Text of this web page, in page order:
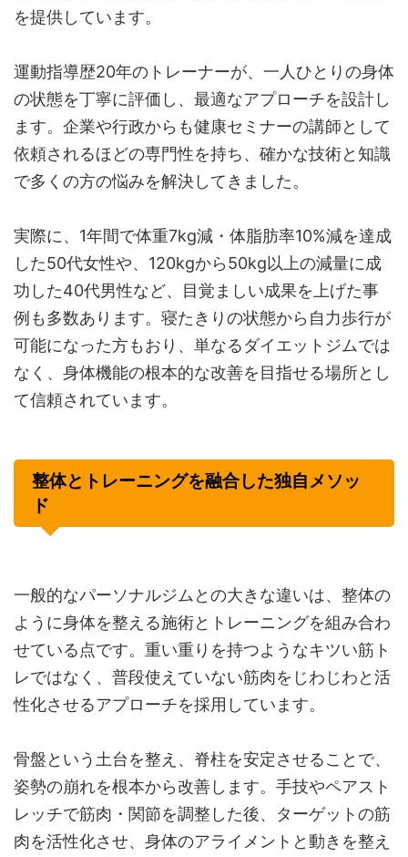
を提供しています。
運動指導歴20年のトレーナーが、一人ひとりの身体
の状態を丁寧に評価し、最適なアプローチを設計し
ます。企業や行政からも健康セミナーの講師として
依頼されるほどの専門性を持ち、確かな技術と知識
で多くの方の悩みを解決してきました。
実際に、1年間で体重7kg減・体脂肪率10%減を達成
した50代女性や、120kgから50kg以上の減量に成
功した40代男性など、目覚ましい成果を上げた事
例も多数あります。寝たきりの状態から自力歩行が
可能になった方もおり、単なるダイエットジムでは
なく、身体機能の根本的な改善を目指せる場所とし
て信頼されています。
整体とトレーニングを融合した独自メソッ
ド
一般的なパーソナルジムとの大きな違いは、整体の
ように身体を整える施術とトレーニングを組み合わ
せている点です。重い重りを持つようなキツい筋ト
レではなく、普段使えていない筋肉をじわじわと活
性化させるアプローチを採用しています。
骨盤という土台を整え、脊柱を安定させることで、
姿勢の崩れを根本から改善します。手技やペアスト
レッチで筋肉・関節を調整した後、ターゲットの筋
肉を活性化させ、身体のアライメントと動きを整え